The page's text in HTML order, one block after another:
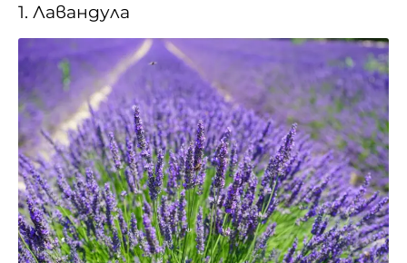
1. Лавандула